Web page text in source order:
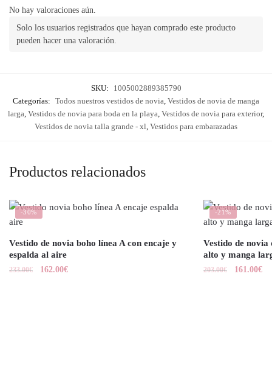
No hay valoraciones aún.
Solo los usuarios registrados que hayan comprado este producto
pueden hacer una valoración.
SKU:
1005002889385790
Categorías: Todos nuestros vestidos de novia Vestidos de novia de manga
larga Vestidos de novia para boda en la playa Vestidos de novia para exterior,
Vestidos de novia talla grande - xl Vestidos para embarazadas
Productos relacionados
-30%
Vestido de novia boho línea A con encaje y
espalda al aire
233.00€ 162.00€
-21%
Vestido de novia
alto y manga
203.00€ 161.00€